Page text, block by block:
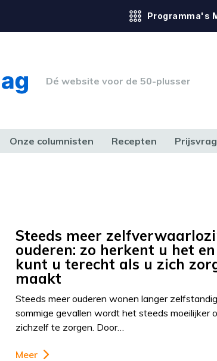
Programma's
Dé website voor de 50-plusser
Onze columnisten Recepten
Steeds meer
ouderen: zo herkent u het
kunt u terecht als u zich
maakt
Steeds meer ouderen wonen langer
sommige gevallen wordt het steeds moeilijker
zichzelf te zorgen. Door…
Meer